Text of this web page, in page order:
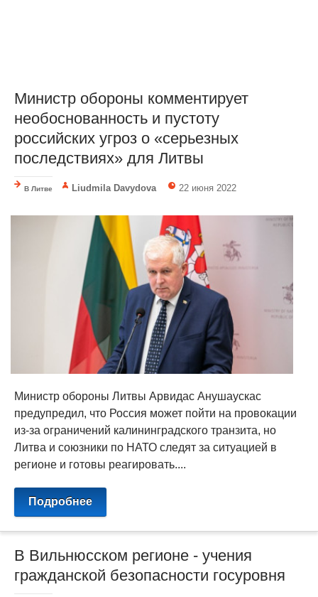
Министр обороны комментирует
необоснованность и пустоту
российских угроз о «серьезных
последствиях» для Литвы
В Литве Liudmila Davydova 22 июня 2022
Министр обороны Литвы Арвидас Анушаускас
предупредил, что Россия может пойти на провокации
из-за ограничений калининградского транзита, но
Литва и союзники по НАТО следят за ситуацией в
регионе и готовы реагировать....
Подробнее
В Вильнюсском регионе - учения
гражданской безопасности госуровня